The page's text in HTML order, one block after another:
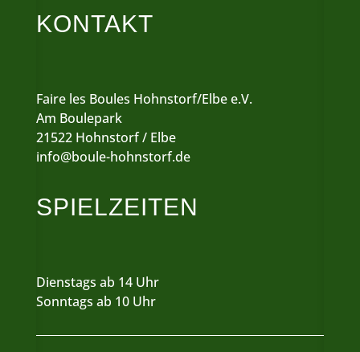
KONTAKT
Faire les Boules Hohnstorf/Elbe e.V.
Am Boulepark
21522 Hohnstorf / Elbe
info@boule-hohnstorf.de
SPIELZEITEN
Dienstags ab 14 Uhr
Sonntags ab 10 Uhr